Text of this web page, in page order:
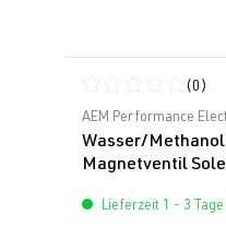
Durchschnittliche
(0)
AEM Performance
Wasser/
Magnetventil
Lieferzeit 1 - 3 Tage